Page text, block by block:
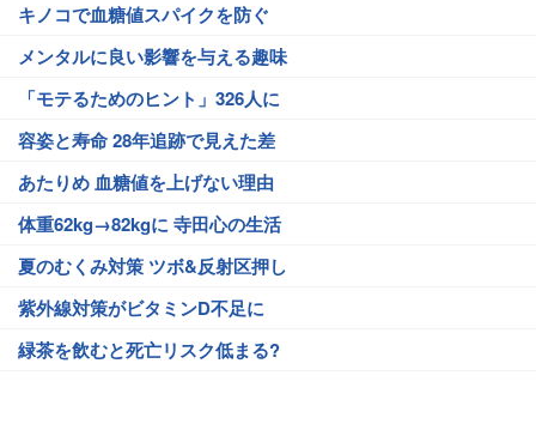
キノコで血糖値スパイクを防ぐ
メンタルに良い影響を与える趣味
「モテるためのヒント」326人に
容姿と寿命 28年追跡で見えた差
あたりめ 血糖値を上げない理由
体重62kg→82kgに 寺田心の生活
夏のむくみ対策 ツボ&反射区押し
紫外線対策がビタミンD不足に
緑茶を飲むと死亡リスク低まる?